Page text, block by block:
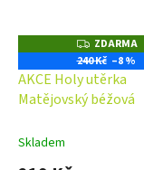
Z
D
A
R
M
A
ZDARMA
240 Kč –8 %
AKCE Holy utěrka
Matějovský béžová
Skladem